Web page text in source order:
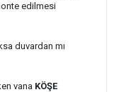
edilmesi
duvardan mı
vana KÖŞE